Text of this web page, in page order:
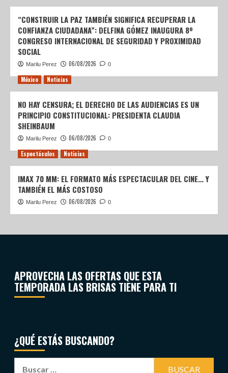
“CONSTRUIR LA PAZ TAMBIÉN SIGNIFICA RECUPERAR LA
CONFIANZA CIUDADANA”: DELFINA GÓMEZ INAUGURA 8º
CONGRESO INTERNACIONAL DE SEGURIDAD Y PROXIMIDAD
SOCIAL
Marilu Perez 06/08/2026 0
México Noticias
NO HAY CENSURA; EL DERECHO DE LAS AUDIENCIAS ES UN
PRINCIPIO CONSTITUCIONAL: PRESIDENTA CLAUDIA
SHEINBAUM
Marilu Perez 06/08/2026 0
Espectáculos Noticias
IMAX 70 MM: EL FORMATO MÁS ESPECTACULAR DEL CINE… Y
TAMBIÉN EL MÁS COSTOSO
Marilu Perez 06/08/2026 0
APROVECHA LAS OFERTAS QUE ESTA
TEMPORADA LAS BRISAS TIENE PARA TI
¿QUÉ ESTÁS BUSCANDO?